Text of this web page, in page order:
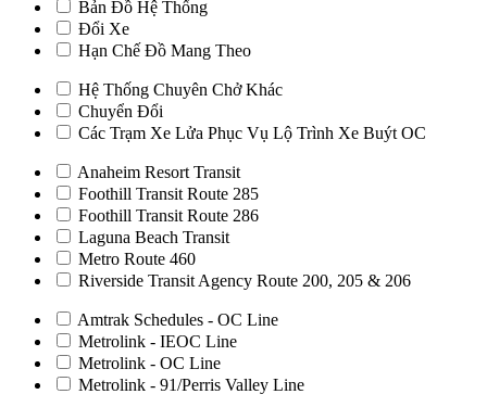
Bản Đồ Hệ Thống
Đổi Xe
Hạn Chế Đồ Mang Theo
Hệ Thống Chuyên Chở Khác
Chuyển Đổi
Các Trạm Xe Lửa Phục Vụ Lộ Trình Xe Buýt OC
Anaheim Resort Transit
Foothill Transit Route 285
Foothill Transit Route 286
Laguna Beach Transit
Metro Route 460
Riverside Transit Agency Route 200, 205 & 206
Amtrak Schedules - OC Line
Metrolink - IEOC Line
Metrolink - OC Line
Metrolink - 91/Perris Valley Line